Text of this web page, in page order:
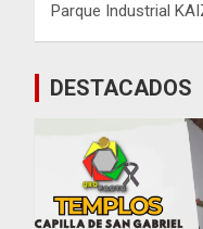
Parque Industrial
DESTACADOS